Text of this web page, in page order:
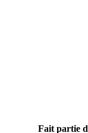
Fait partie